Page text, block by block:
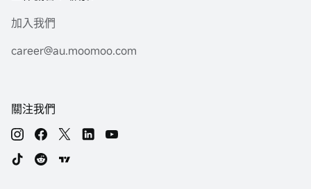
加入我們
career@au.moomoo.com
關注我們